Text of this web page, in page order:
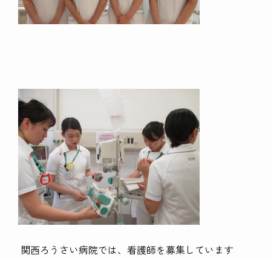
関西ろうさい病院では、看護師を募集しています